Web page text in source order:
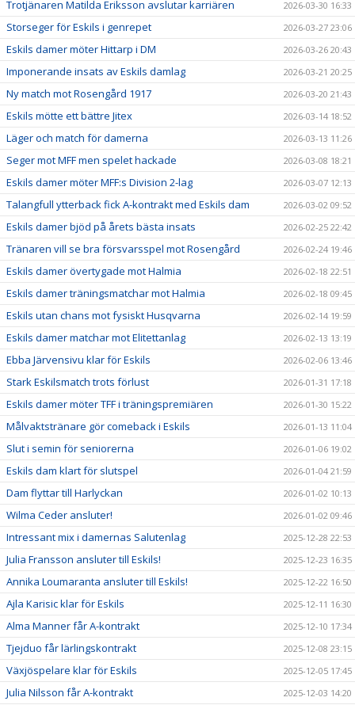
Trotjänaren Matilda Eriksson avslutar karriären 2026-03-30 16:33
Storseger för Eskils i genrepet 2026-03-27 23:06
Eskils damer möter Hittarp i DM 2026-03-26 20:43
Imponerande insats av Eskils damlag 2026-03-21 20:25
Ny match mot Rosengård 1917 2026-03-20 21:43
Eskils mötte ett bättre Jitex 2026-03-14 18:52
Läger och match för damerna 2026-03-13 11:26
Seger mot MFF men spelet hackade 2026-03-08 18:21
Eskils damer möter MFF:s Division 2-lag 2026-03-07 12:13
Talangfull ytterback fick A-kontrakt med Eskils dam 2026-03-02 09:52
Eskils damer bjöd på årets bästa insats 2026-02-25 22:42
Tränaren vill se bra försvarsspel mot Rosengård 2026-02-24 19:46
Eskils damer övertygade mot Halmia 2026-02-18 22:51
Eskils damer träningsmatchar mot Halmia 2026-02-18 09:45
Eskils utan chans mot fysiskt Husqvarna 2026-02-14 19:59
Eskils damer matchar mot Elitettanlag 2026-02-13 13:19
Ebba Järvensivu klar för Eskils 2026-02-06 13:46
Stark Eskilsmatch trots förlust 2026-01-31 17:18
Eskils damer möter TFF i träningspremiären 2026-01-30 15:22
Målvaktstränare gör comeback i Eskils 2026-01-13 11:04
Slut i semin för seniorerna 2026-01-06 19:02
Eskils dam klart för slutspel 2026-01-04 21:59
Dam flyttar till Harlyckan 2026-01-02 10:13
Wilma Ceder ansluter! 2026-01-02 09:46
Intressant mix i damernas Salutenlag 2025-12-28 22:53
Julia Fransson ansluter till Eskils! 2025-12-23 16:35
Annika Loumaranta ansluter till Eskils! 2025-12-22 16:50
Ajla Karisic klar för Eskils 2025-12-11 16:30
Alma Manner får A-kontrakt 2025-12-10 17:34
Tjejduo får lärlingskontrakt 2025-12-08 23:15
Växjöspelare klar för Eskils 2025-12-05 17:45
Julia Nilsson får A-kontrakt 2025-12-03 14:20